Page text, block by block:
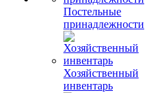
Постельные
принадлежности
Хозяйственный
инвентарь